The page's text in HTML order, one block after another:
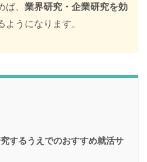
、 業界研究・企業研究を効
ようになります。
するうえでのおすすめ就活サ